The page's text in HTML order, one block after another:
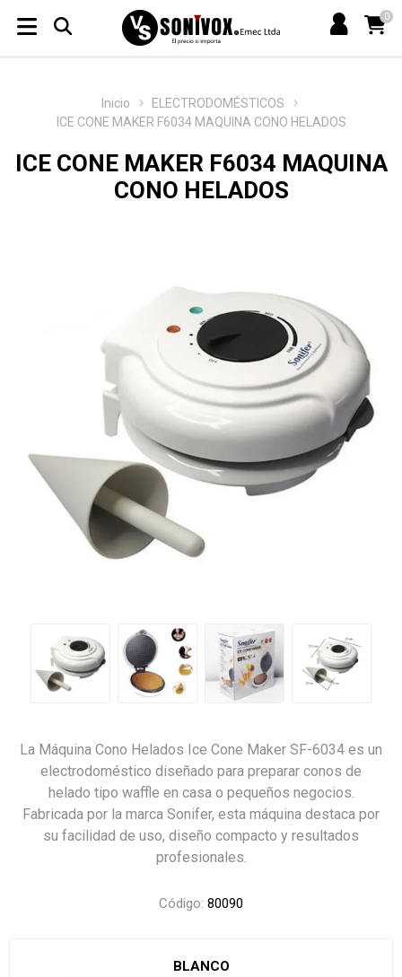
0
Inicio
ELECTRODOMÉSTICOS
ICE CONE MAKER F6034 MAQUINA CONO HELADOS
ICE CONE MAKER F6034 MAQUINA
CONO HELADOS
La Máquina Cono Helados Ice Cone Maker SF-6034 es un
electrodoméstico diseñado para preparar conos de
helado tipo waffle en casa o pequeños negocios.
Fabricada por la marca Sonifer, esta máquina destaca por
su facilidad de uso, diseño compacto y resultados
profesionales.
Código: 80090
BLANCO